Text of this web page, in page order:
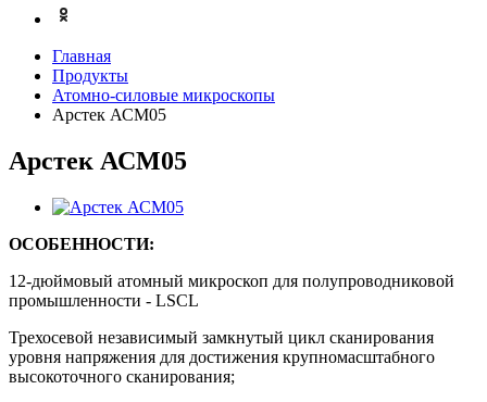
Главная
Продукты
Атомно-силовые микроскопы
Арстек АСМ05
Арстек АСМ05
ОСОБЕННОСТИ:
12-дюймовый атомный микроскоп для полупроводниковой
промышленности - LSCL
Трехосевой независимый замкнутый цикл сканирования
уровня напряжения для достижения крупномасштабного
высокоточного сканирования;